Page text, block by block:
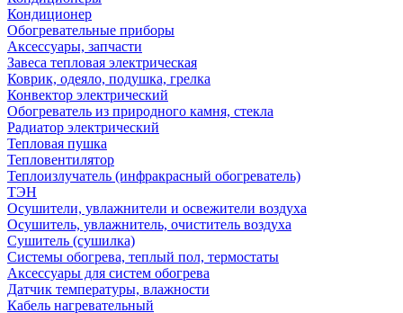
Кондиционер
Обогревательные приборы
Аксессуары, запчасти
Завеса тепловая электрическая
Коврик, одеяло, подушка, грелка
Конвектор электрический
Обогреватель из природного камня, стекла
Радиатор электрический
Тепловая пушка
Тепловентилятор
Теплоизлучатель (инфракрасный обогреватель)
ТЭН
Осушители, увлажнители и освежители воздуха
Осушитель, увлажнитель, очиститель воздуха
Сушитель (сушилка)
Системы обогрева, теплый пол, термостаты
Аксессуары для систем обогрева
Датчик температуры, влажности
Кабель нагревательный